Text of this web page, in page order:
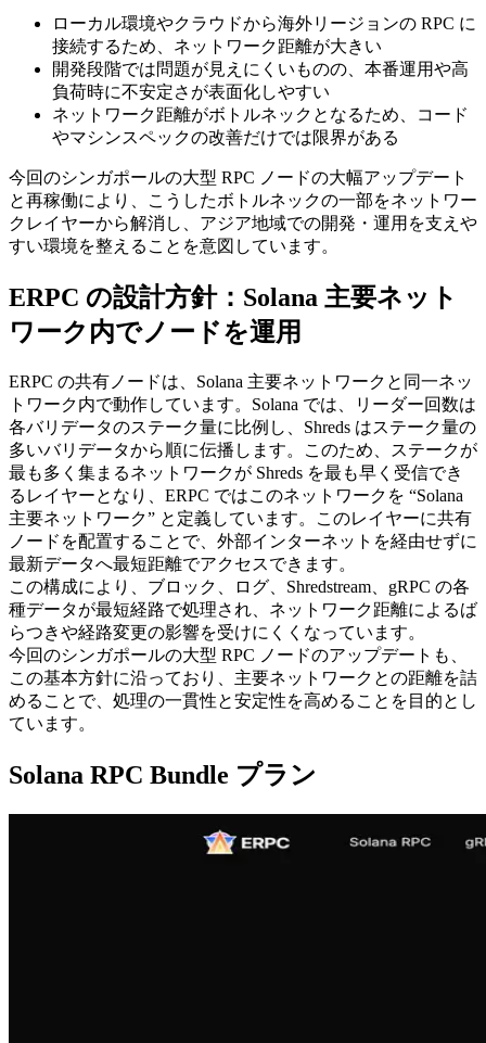
ローカル環境やクラウドから海外リージョンの RPC に
接続するため、ネットワーク距離が大きい
開発段階では問題が見えにくいものの、本番運用や高
負荷時に不安定さが表面化しやすい
ネットワーク距離がボトルネックとなるため、コード
やマシンスペックの改善だけでは限界がある
今回のシンガポールの大型 RPC ノードの大幅アップデート
と再稼働により、こうしたボトルネックの一部をネットワー
クレイヤーから解消し、アジア地域での開発・運用を支えや
すい環境を整えることを意図しています。
ERPC の設計方針：Solana 主要ネット
ワーク内でノードを運用
ERPC の共有ノードは、Solana 主要ネットワークと同一ネッ
トワーク内で動作しています。Solana では、リーダー回数は
各バリデータのステーク量に比例し、Shreds はステーク量の
多いバリデータから順に伝播します。このため、ステークが
最も多く集まるネットワークが Shreds を最も早く受信でき
るレイヤーとなり、ERPC ではこのネットワークを “Solana
主要ネットワーク” と定義しています。このレイヤーに共有
ノードを配置することで、外部インターネットを経由せずに
最新データへ最短距離でアクセスできます。
この構成により、ブロック、ログ、Shredstream、gRPC の各
種データが最短経路で処理され、ネットワーク距離によるば
らつきや経路変更の影響を受けにくくなっています。
今回のシンガポールの大型 RPC ノードのアップデートも、
この基本方針に沿っており、主要ネットワークとの距離を詰
めることで、処理の一貫性と安定性を高めることを目的とし
ています。
Solana RPC Bundle プラン